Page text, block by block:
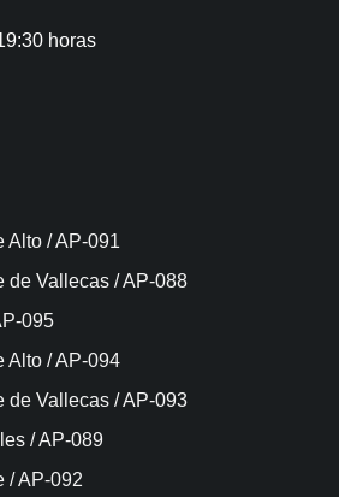
horas
Alto / AP-091
de Vallecas / AP-088
095
Alto / AP-094
de Vallecas / AP-093
/ AP-089
/ AP-092